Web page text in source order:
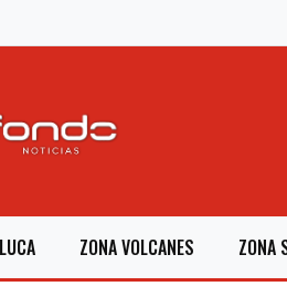
ZONA VOLCANES ZONA